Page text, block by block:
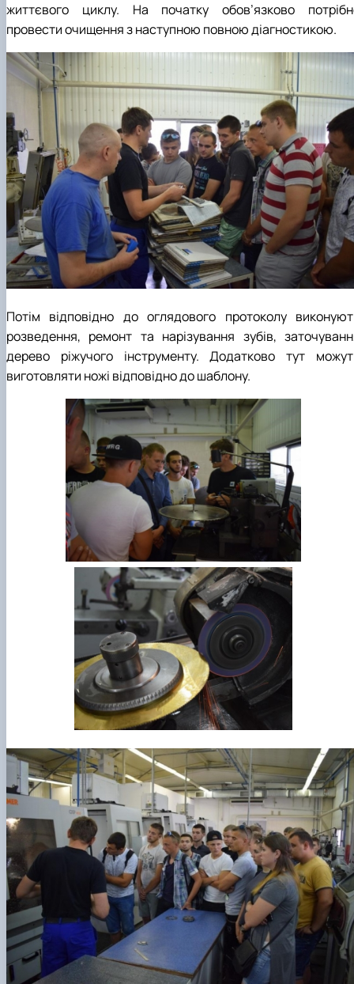
життєвого циклу. На початку обов’язково
провести очищення з наступною повною діагностикою.
Потім відповідно до оглядового протоколу
розведення, ремонт та нарізування зубів,
дерево ріжучого інструменту. Додатково тут
виготовляти ножі відповідно до шаблону.